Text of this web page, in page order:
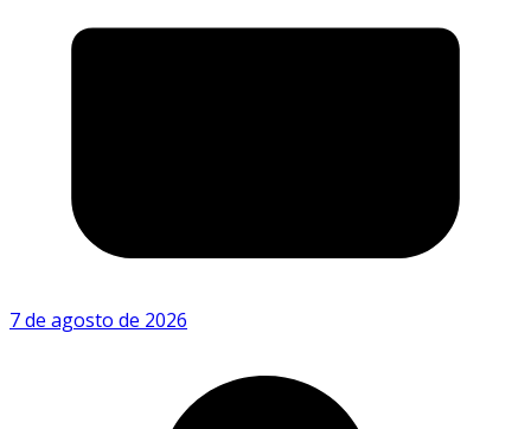
7 de agosto de 2026